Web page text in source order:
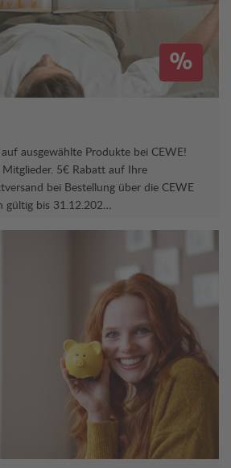
%
ausgewählte Produkte bei CEWE!
5€ Rabatt auf Ihre
bei Bestellung über die CEWE
gültig bis 31.12.202…